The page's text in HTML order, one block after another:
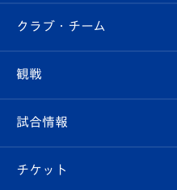
すべて
クラブ
試合情報
クラブ・チーム
クラブ概要
観戦
観戦ルール
試合情報
試合日程/結果
チケット